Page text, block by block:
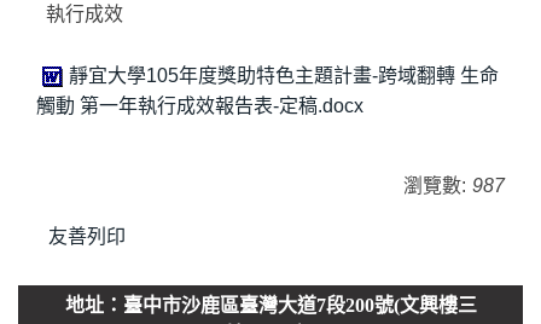
執行成效
靜宜大學105年度獎助特色主題計畫-跨域翻轉 生命
觸動 第一年執行成效報告表-定稿.docx
瀏覽數: 987
友善列印
地址：臺中市沙鹿區臺灣大道7段200號(文興樓三